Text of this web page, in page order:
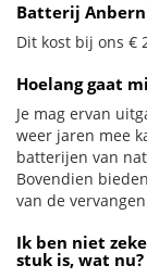
Batterij
Dit kost bij ons €
Hoelang gaat
Je mag ervan
weer jaren mee
batterijen van
Bovendien
van de
Ik ben niet
stuk is, wat nu?